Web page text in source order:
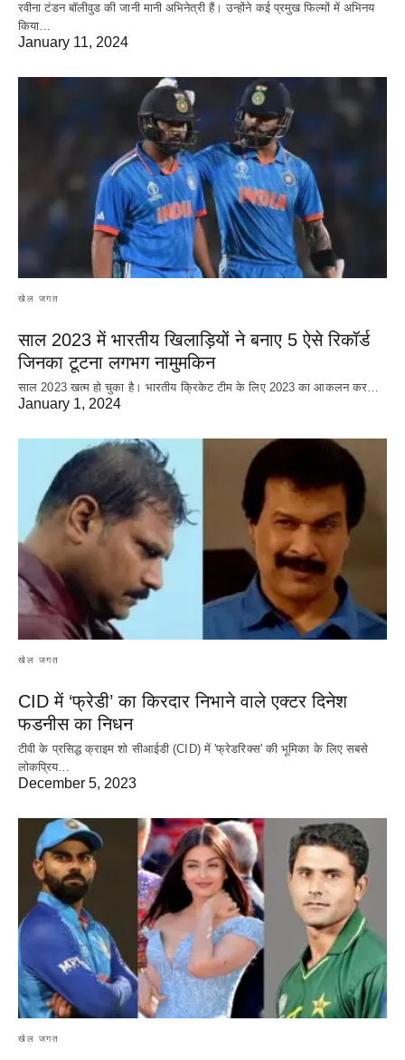
रवीना टंडन बॉलीवुड की जानी मानी अभिनेत्री हैं। उन्होंने कई प्रमुख फिल्मों में अभिनय
किया…
January 11, 2024
खेल जगत
साल 2023 में भारतीय खिलाड़ियों ने बनाए 5 ऐसे रिकॉर्ड
जिनका टूटना लगभग नामुमकिन
साल 2023 खत्म हो चुका है। भारतीय क्रिकेट‌ टीम के लिए 2023 का आकलन कर…
January 1, 2024
खेल जगत
CID में ‘फ्रेडी’ का किरदार निभाने वाले एक्टर दिनेश
फडनीस का निधन
टीवी के प्रसिद्ध क्राइम शो सीआईडी (CID) में 'फ्रेडरिक्स' की भूमिका के लिए सबसे
लोकप्रिय…
December 5, 2023
खेल जगत